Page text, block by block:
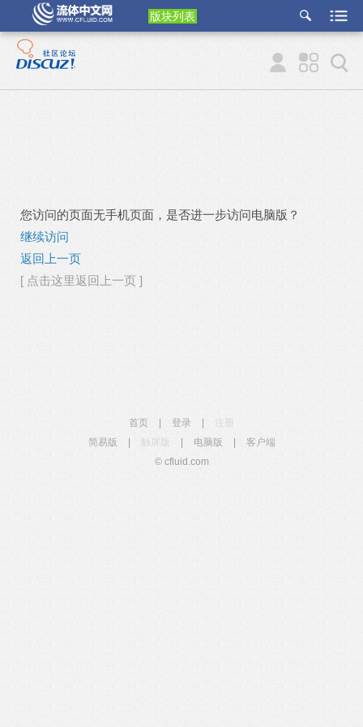
版块列表
etu
p
您访问的页面无手机页面，是否进一步访问电脑版？
继续访问
返回上一页
[ 点击这里返回上一页 ]
首页 登录
简易版
触屏版 电脑版
客户端
© cfluid.com